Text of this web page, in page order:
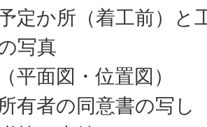
定か所（着工前）と
写真
平面図・位置図）
有者の同意書の写し